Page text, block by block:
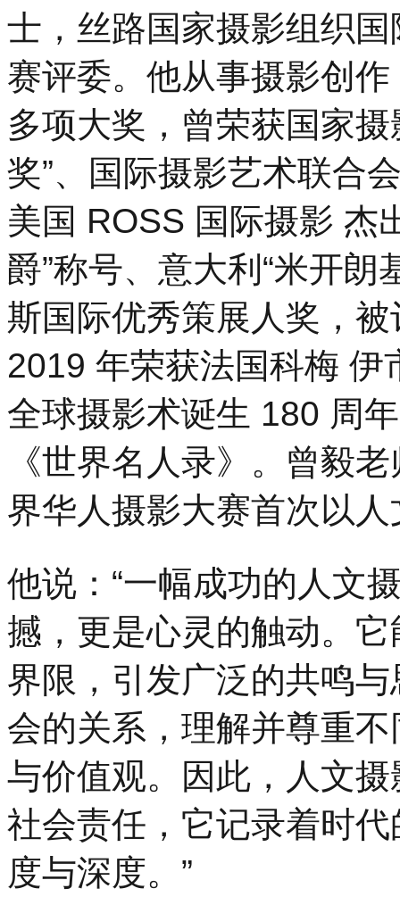
士，丝路国家摄影组织
赛评委。他从事摄影创
多项大奖，曾荣获国家
奖”、国际摄影艺术联合
美国 ROSS 国际摄影 杰
爵”称号、意大利“米开
斯国际优秀策展人奖，
2019 年荣获法国科梅
全球摄影术诞生 180 周
《世界名人录》。曾毅
界华人摄影大赛首次以
他说：“一幅成功的人文
撼，更是心灵的触动。
界限，引发广泛的共鸣
会的关系，理解并尊重
与价值观。因此，人文
社会责任，它记录着时
度与深度。”